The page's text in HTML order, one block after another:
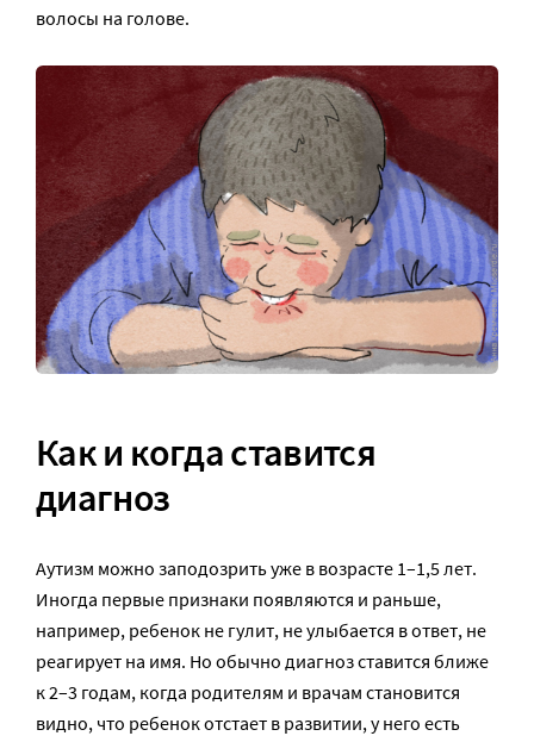
волосы на голове.
Как и когда ставится
диагноз
Аутизм можно заподозрить уже в возрасте 1–1,5 лет.
Иногда первые признаки появляются и раньше,
например, ребенок не гулит, не улыбается в ответ, не
реагирует на имя. Но обычно диагноз ставится ближе
к 2–3 годам, когда родителям и врачам становится
видно, что ребенок отстает в развитии, у него есть